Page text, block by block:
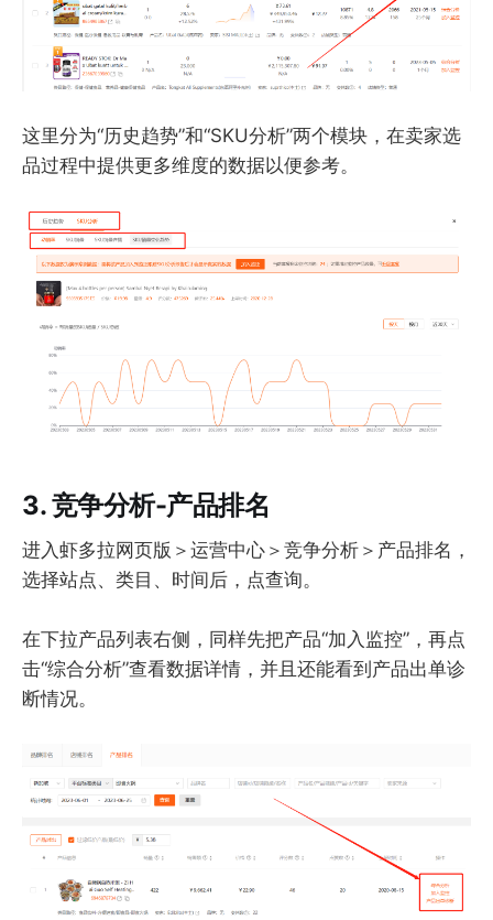
这里分为“历史趋势”和“SKU分析”两个模块，在卖家选
品过程中提供更多维度的数据以便参考。
3. 竞争分析-产品排名
进入虾多拉网页版＞运营中心＞竞争分析＞产品排名，
选择站点、类目、时间后，点查询。
在下拉产品列表右侧，同样先把产品“加入监控”，再点
击“综合分析”查看数据详情，并且还能看到产品出单诊
断情况。